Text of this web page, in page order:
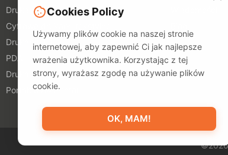
Drukarki TTO
Cyfrowe drukarki tekstylne
Drukarki 3D
PDA
Drukarki zdjęć
Portable A4 Printer
©2026
Cookies Policy
Używamy plików cookie na naszej stronie
internetowej, aby zapewnić Ci jak najlepsze
wrażenia użytkownika. Korzystając z tej
strony, wyrażasz zgodę na używanie plików
cookie.
OK, MAM!